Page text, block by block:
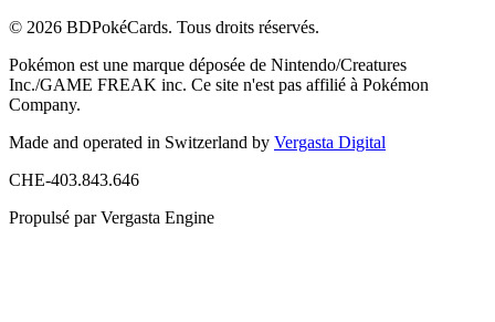
© 2026 BDPokéCards. Tous droits réservés.
Pokémon est une marque déposée de Nintendo/Creatures
Inc./GAME FREAK inc. Ce site n'est pas affilié à Pokémon
Company.
Made and operated in Switzerland by Vergasta Digital
CHE-403.843.646
Propulsé par Vergasta Engine